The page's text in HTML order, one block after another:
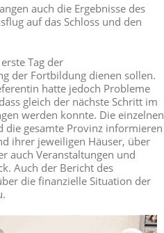
auch die Ergebnisse des
auf das Schloss und den
Tag der
der Fortbildung dienen sollen.
hatte jedoch Probleme
gleich der nächste Schritt im
werden konnte. Die einzelnen
die gesamte Provinz informieren
ihrer jeweiligen Häuser, über
auch Veranstaltungen und
Auch der Bericht des
die finanzielle Situation der